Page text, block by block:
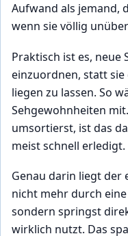
Aufwand als jemand,
wenn sie völlig
Praktisch ist es, neue
einzuordnen, statt
liegen zu lassen. So
Sehgewohnheiten
umsortierst, ist das
meist schnell erledigt.
Genau darin liegt der
nicht mehr durch
sondern springst
wirklich nutzt. Das